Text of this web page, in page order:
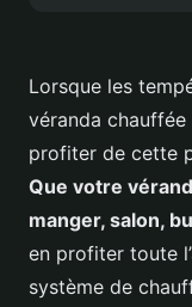
Lorsque les
véranda
profiter de cette
Que votre
manger, salon,
en profiter toute
système de